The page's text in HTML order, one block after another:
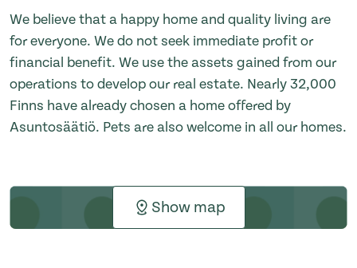
We believe that a happy home and quality living are
for everyone. We do not seek immediate profit or
financial benefit. We use the assets gained from our
operations to develop our real estate. Nearly 32,000
Finns have already chosen a home offered by
Asuntosäätiö. Pets are also welcome in all our homes.
Show map